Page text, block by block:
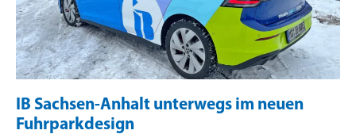
IB Sachsen-Anhalt unterwegs im neuen
Fuhrparkdesign